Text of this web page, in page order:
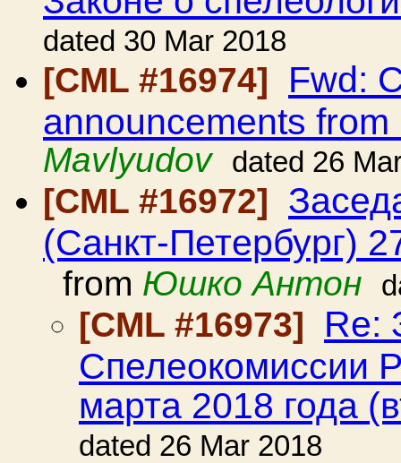
dated 30 Mar 2018
[CML #16974] Fwd:
announcements from
Mavlyudov
dated 26
[CML #16972]
(Санкт-Петербург)
from Юшко Антон
[CML #16973] Re:
Спелеокомиссии
марта 2018 года
dated 26 Mar 2018